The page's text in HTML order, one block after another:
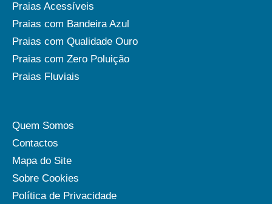
Praias Acessíveis
Praias com Bandeira Azul
Praias com Qualidade Ouro
Praias com Zero Poluição
Praias Fluviais
Quem Somos
Contactos
Mapa do Site
Sobre Cookies
Política de Privacidade